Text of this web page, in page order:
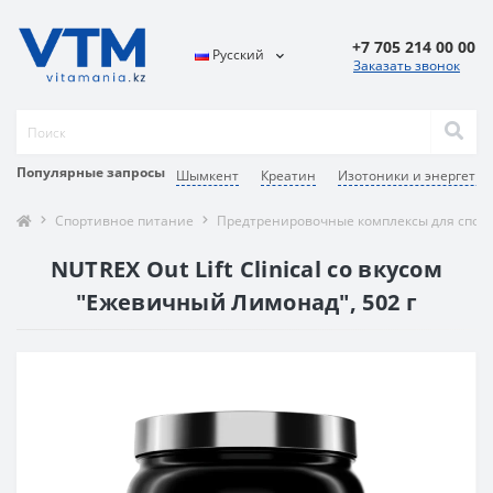
Популярные запросы Шымкент Креатин Изотоники и
Русский +7 705 214 00 00
Заказать звонок
Спортивное питание Предтренировочные комплексы для
NUTREX Out Lift Clinical со вкусом
"Ежевичный Лимонад", 502 г